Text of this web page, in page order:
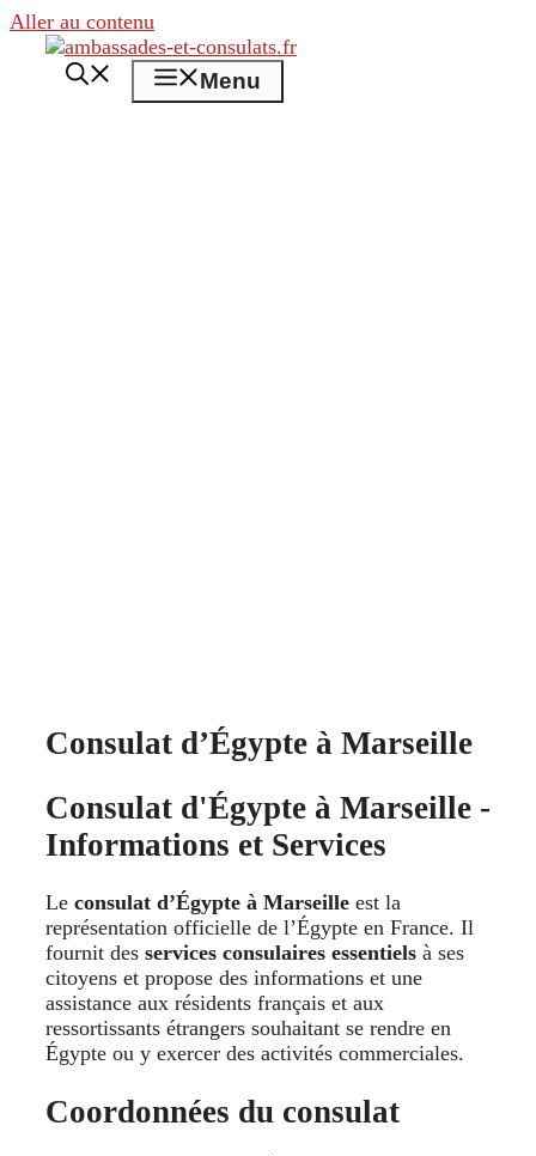
Aller au contenu
Menu
Consulat d’Égypte à Marseille
Consulat d'Égypte à Marseille -
Informations et Services
Le consulat d’Égypte à Marseille est la
représentation officielle de l’Égypte en France. Il
fournit des services consulaires essentiels à ses
citoyens et propose des informations et une
assistance aux résidents français et aux
ressortissants étrangers souhaitant se rendre en
Égypte ou y exercer des activités commerciales.
Coordonnées du consulat